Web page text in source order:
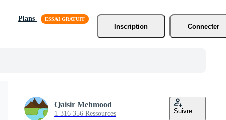
Plans
Inscription
Connecter
Qaisir Mehmood
1 316 356 Ressources Suivre